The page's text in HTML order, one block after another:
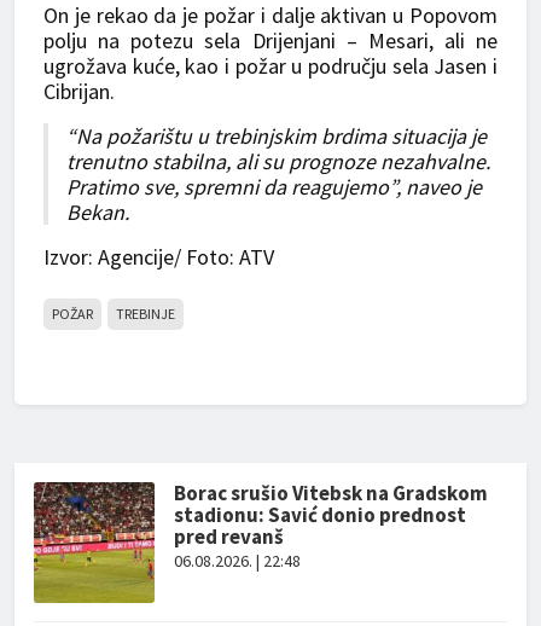
On je rekao da je požar i dalje aktivan u Popovom
polju na potezu sela Drijenjani – Mesari, ali ne
ugrožava kuće, kao i požar u području sela Jasen i
Cibrijan.
“Na požarištu u trebinjskim brdima situacija je
trenutno stabilna, ali su prognoze nezahvalne.
Pratimo sve, spremni da reagujemo”, naveo je
Bekan.
Izvor: Agencije/ Foto: ATV
POŽAR TREBINJE
Borac srušio Vitebsk na Gradskom
stadionu: Savić donio prednost
pred revanš
06.08.2026. | 22:48